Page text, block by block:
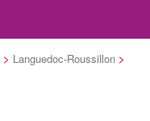
> Languedoc-Roussillon >